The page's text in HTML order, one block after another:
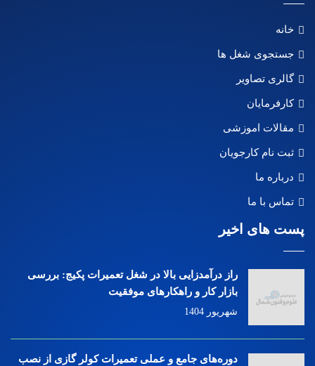
خانه
جستجوی شغل ها
گالری تصاویر
کارفرمایان
مقالات اموزشی
ثبت نام کارجویان
درباره ما
تماس با ما
پست های اخیر
راز درآمدزایی بالا در شغل تعمیرات پکیج: بررسی
بازار کار و راهکارهای موفقیت
شهریور 1404
دوره‌های جامع و عملی تعمیرات کولر گازی از نصب